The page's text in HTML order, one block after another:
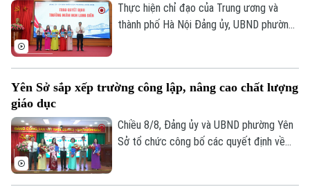
Thực hiện chỉ đạo của Trung ương và
thành phố Hà Nội Đảng ủy, UBND phường
sở giáo dục công lập trên địa bàn.
Yên Sở sắp xếp trường công lập, nâng cao chất lượng
giáo dục
Chiều 8/8, Đảng ủy và UBND phường Yên
Sở tổ chức công bố các quyết định về